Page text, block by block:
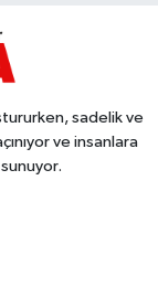
sadelik ve
ve insanlara